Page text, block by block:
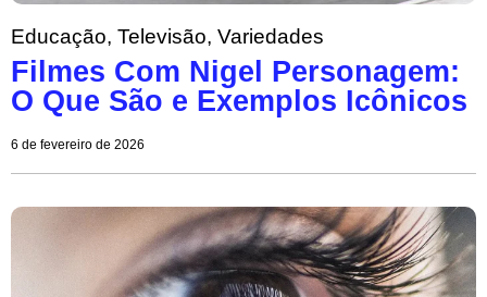
Educação, Televisão, Variedades
Filmes Com Nigel Personagem:
O Que São e Exemplos Icônicos
6 de fevereiro de 2026